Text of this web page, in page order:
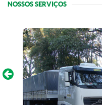
NOSSOS SERVIÇOS
prev